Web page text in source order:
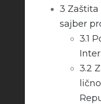
3 Zaštita
sajber
3.1
3.2